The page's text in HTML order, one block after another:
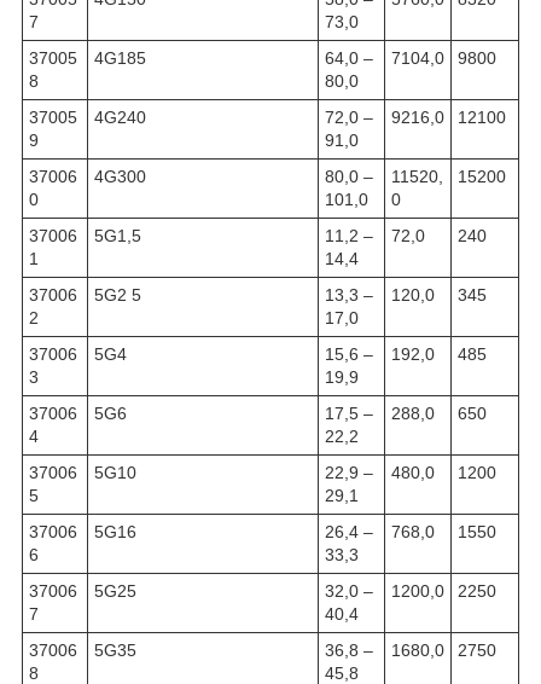
7
73,0
37005
8
4G185
64,0 –
80,0
7104,0 9800
37005
9
4G240
72,0 –
91,0
9216,0 12100
37006
0
4G300
80,0 –
101,0
11520,
0
15200
37006
1
5G1,5
11,2 –
14,4
72,0 240
37006
2
5G2 5
13,3 –
17,0
120,0 345
37006
3
5G4
15,6 –
19,9
192,0 485
37006
4
5G6
17,5 –
22,2
288,0 650
37006
5
5G10
22,9 –
29,1
480,0 1200
37006
6
5G16
26,4 –
33,3
768,0 1550
37006
7
5G25
32,0 –
40,4
1200,0 2250
37006
8
5G35
36,8 –
45,8
1680,0 2750